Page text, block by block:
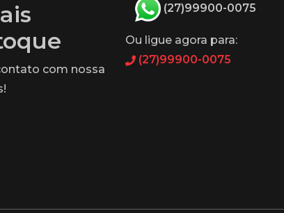
com nossa
(27)99900-0075
Ou ligue agora para:
(27)99900-0075